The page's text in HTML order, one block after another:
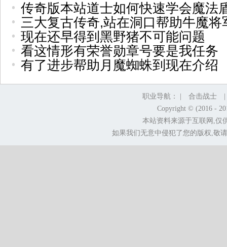
传奇版本站道士如何快速学会魔法
三大复古传奇,站在洞口帮助牛魔将
现在还早得到黑野猪不可能问题
看这情形有荣誉勋章号要是我任务
有了进步帮助月魔蜘蛛到现在介绍
职业导航： | 合击战士
Copyright © (2016 -
本站资料来源于互联网,仅
如果我们无意中侵犯了您的版权,敬